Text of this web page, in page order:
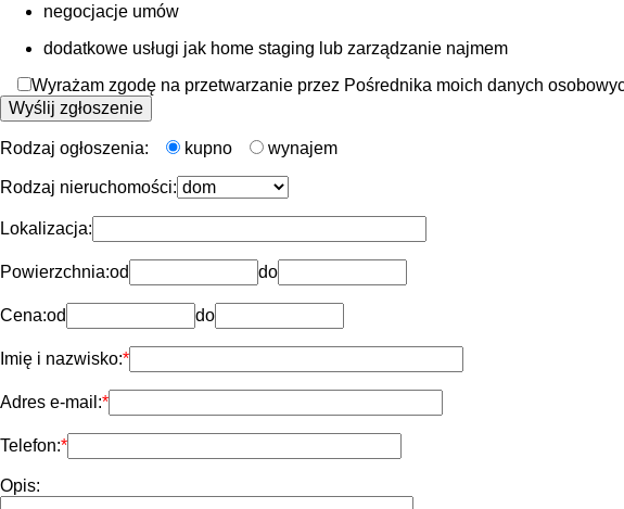
negocjacje umów
dodatkowe usługi jak home staging lub zarządzanie najmem
Wyrażam zgodę na przetwarzanie przez Pośrednika moich danych
Rodzaj ogłoszenia: kupno wynajem
Rodzaj nieruchomości:
Lokalizacja:
Powierzchnia:od do
Cena:od do
Imię i nazwisko:
Adres e-mail:
Telefon:
Opis: